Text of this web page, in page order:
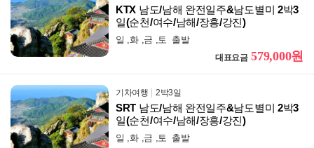
KTX 남도/남해 완전일주&남도별미 2박3
일(순천/여수/남해/장흥/강진)
일 ,화 ,금 ,토 출발
대표요금579,000원
기차여행 2박3일
SRT 남도/남해 완전일주&남도별미 2박3
일(순천/여수/남해/장흥/강진)
일 ,화 ,금 ,토 출발